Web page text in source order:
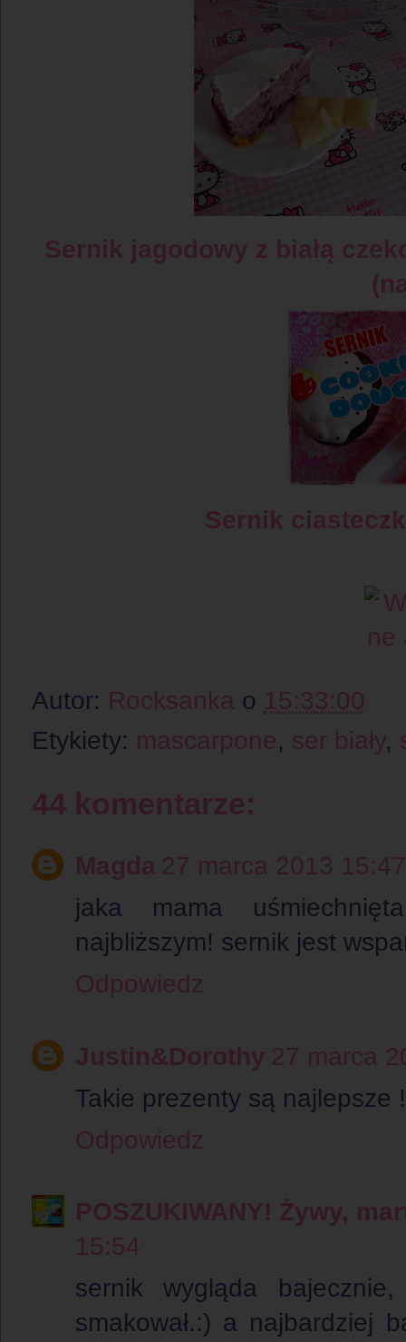
Sernik jagodowy z białą
Sernik
Autor: Rocksanka o 15:33:00
Etykiety: mascarpone, ser biały,
44 komentarze:
Magda 27 marca 2013 15:47
jaka mama
najbliższym! sernik jest
Odpowiedz
Justin&Dorothy 27 marca
Takie prezenty są najlepsze
Odpowiedz
POSZUKIWANY! Żywy,
15:54
sernik wygląda
smakował.:) a najbardziej